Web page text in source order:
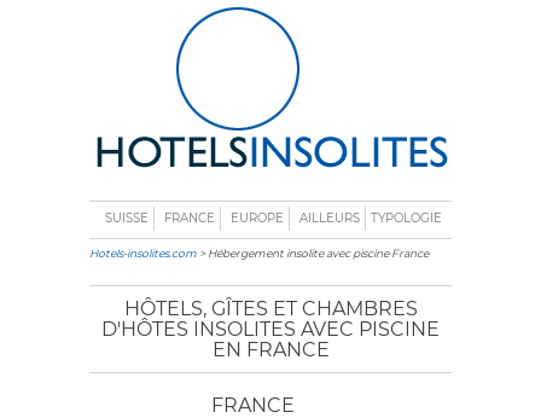
SUISSE FRANCE EUROPE AILLEURS TYPOLOGIE
Hotels-insolites.com > Hébergement insolite avec piscine France
HÔTELS, GÎTES ET CHAMBRES
D'HÔTES INSOLITES AVEC PISCINE
EN FRANCE
FRANCE